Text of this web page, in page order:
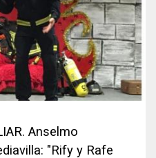
Anselmo
"Rify y Rafe